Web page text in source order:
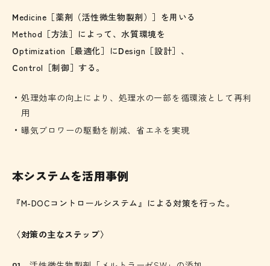
Medicine ［薬剤（活性微生物製剤）］を用いる
Method ［方法］によって、水質環境を
Optimization ［最適化］にDesign ［設計］、
Control ［制御］する。
処理効率の向上により、処理水の一部を循環液として再利
用
曝気ブロワーの駆動を削減、省エネを実現
本システムを活用事例
『M-DOCコントロールシステム』による対策を行った。
〈対策の主なステップ〉